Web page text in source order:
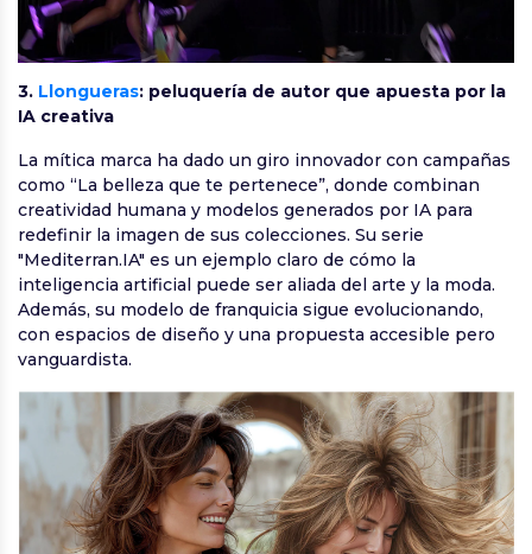
3. Llongueras: peluquería de autor que apuesta por la
IA creativa
La mítica marca ha dado un giro innovador con campañas
como “La belleza que te pertenece”, donde combinan
creatividad humana y modelos generados por IA para
redefinir la imagen de sus colecciones. Su serie
"Mediterran.IA" es un ejemplo claro de cómo la
inteligencia artificial puede ser aliada del arte y la moda.
Además, su modelo de franquicia sigue evolucionando,
con espacios de diseño y una propuesta accesible pero
vanguardista.